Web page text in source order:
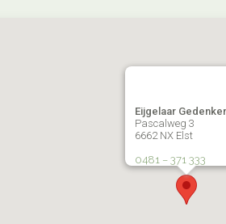
Eijgelaar
Pascalweg 3
6662 NX Elst
0481 – 371 333